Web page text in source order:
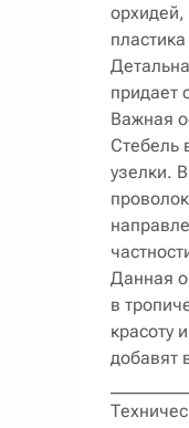
орхидей,
придает
Важная
Стебель
узелки.
Данная
в
красоту
добавят